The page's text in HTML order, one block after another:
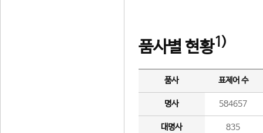
품사별 현황1)
품사 표제어 수
명사 584657
대명사 835